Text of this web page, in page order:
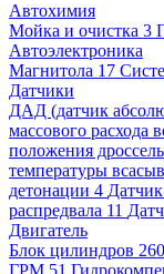
Автохимия
Мойка и очистка 3
Автоэлектроника
Магнитола 17
Датчики
ДАД (датчик
массового расхода
положения
температуры
детонации 4
распредвала 11
Двигатель
Блок цилиндров 260